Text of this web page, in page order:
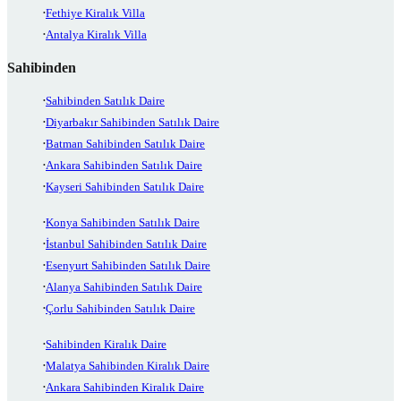
Fethiye Kiralık Villa
Antalya Kiralık Villa
Sahibinden
Sahibinden Satılık Daire
Diyarbakır Sahibinden Satılık Daire
Batman Sahibinden Satılık Daire
Ankara Sahibinden Satılık Daire
Kayseri Sahibinden Satılık Daire
Konya Sahibinden Satılık Daire
İstanbul Sahibinden Satılık Daire
Esenyurt Sahibinden Satılık Daire
Alanya Sahibinden Satılık Daire
Çorlu Sahibinden Satılık Daire
Sahibinden Kiralık Daire
Malatya Sahibinden Kiralık Daire
Ankara Sahibinden Kiralık Daire